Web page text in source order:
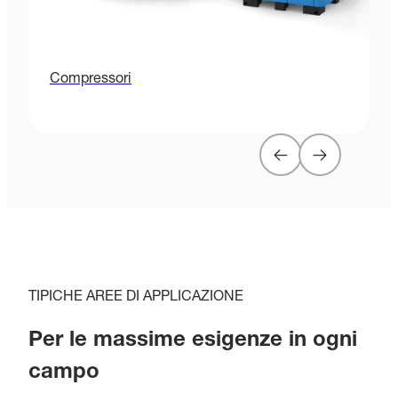
Compressori
TIPICHE AREE DI APPLICAZIONE
Per le massime esigenze in ogni
campo